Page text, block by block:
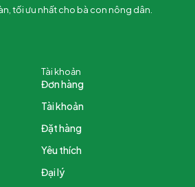
tối ưu nhất cho bà con nông dân.
Tài khoản
Đơn hàng
Tài khoản
Đặt hàng
Yêu thích
Đại lý